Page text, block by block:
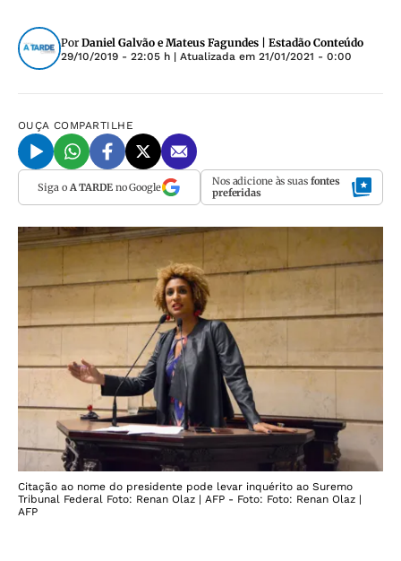
Por Daniel Galvão e Mateus Fagundes | Estadão Conteúdo
29/10/2019 - 22:05 h | Atualizada em 21/01/2021 - 0:00
OUÇA COMPARTILHE
Siga o A TARDEno Google Nos adicione às suas fontes
preferidas
Citação ao nome do presidente pode levar inquérito ao Suremo
Tribunal Federal Foto: Renan Olaz | AFP - Foto: Foto: Renan Olaz |
AFP